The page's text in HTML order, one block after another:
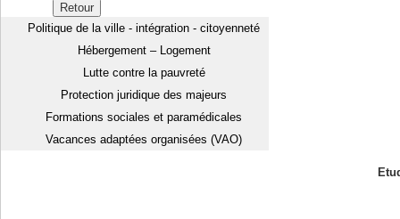
Retour
Politique de la ville - intégration - citoyenneté
Hébergement – Logement
Lutte contre la pauvreté
Protection juridique des majeurs
Formations sociales et paramédicales
Vacances adaptées organisées (VAO)